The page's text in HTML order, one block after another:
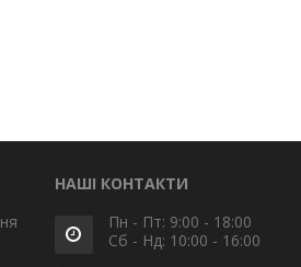
НАШІ КОНТАКТИ
Пн - Пт: 9:00 - 18:00
Сб - Нд: 10:00 - 16:00